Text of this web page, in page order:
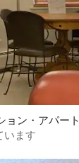
ョン・アパート
います